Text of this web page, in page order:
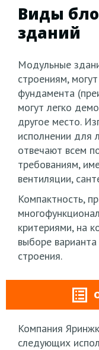
Виды
зданий
Модульные
строениям,
фундамента
могут легко
другое место.
исполнении для
отвечают всем
требованиям,
вентиляции,
Компактность,
критериями, на
выборе
строения.
Компания
следующих